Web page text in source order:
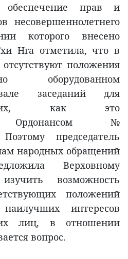
обеспечение прав и
несовершеннолетнего
которого внесено
Нга отметила, что в
положения
оборудованном
заседаний для
как это
Ордонансом №
Поэтому председатель
народных обращений
Верховному
возможность
положений
интересов
лиц, в отношении
вопрос.